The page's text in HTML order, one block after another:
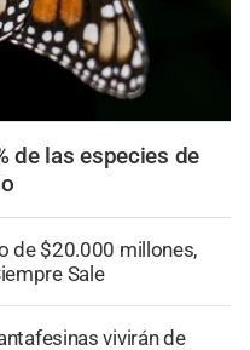
de las especies de
de $20.000 millones,
Sale
vivirán de